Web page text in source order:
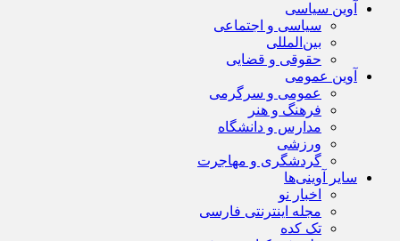
آوین سیاسی
سیاسی و اجتماعی
بین‌المللی
حقوقی و قضایی
آوین عمومی
عمومی و سرگرمی
فرهنگ و هنر
مدارس و دانشگاه
ورزشی
گردشگری و مهاجرت
سایر آوینی‌ها
اخبار نو
مجله اینترنتی فارسی
تک کده